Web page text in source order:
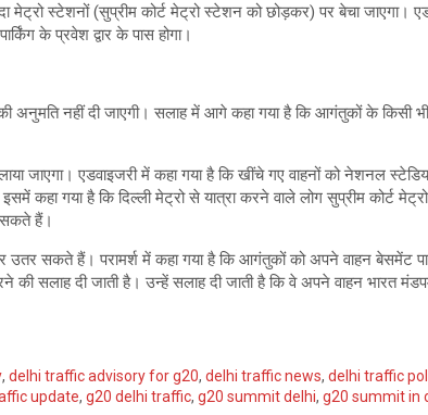
स्टेशनों (सुप्रीम कोर्ट मेट्रो स्टेशन को छोड़कर) पर बेचा जाएगा।
के प्रवेश द्वार के पास होगा।
अनुमति नहीं दी जाएगी। सलाह में आगे कहा गया है कि आगंतुकों के किसी भी
जाएगा। एडवाइजरी में कहा गया है कि खींचे गए वाहनों को नेशनल
कहा गया है कि दिल्ली मेट्रो से यात्रा करने वाले लोग सुप्रीम कोर्ट
हैं।
उतर सकते हैं। परामर्श में कहा गया है कि आगंतुकों को अपने वाहन बेसमेंट
की सलाह दी जाती है। उन्हें सलाह दी जाती है कि वे अपने वाहन भारत
, delhi traffic advisory for g20, delhi traffic news, delhi traffic
update, g20 delhi traffic, g20 summit delhi, g20 summit in